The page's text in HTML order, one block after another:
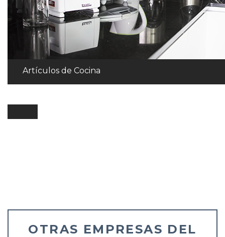
Artículos de Cocina
OTRAS EMPRESAS DEL